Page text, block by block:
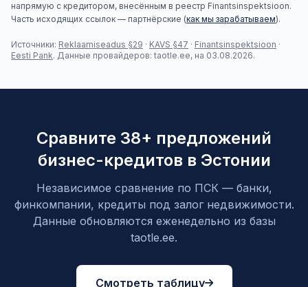
напрямую с кредитором, внесённым в реестр Finantsinspektsioon.
Часть исходящих ссылок — партнёрские (как мы зарабатываем).
Источники: Reklaamiseadus §29 · KAVS §47 · Finantsinspektsioon ·
Eesti Pank. Данные провайдеров: taotle.ee, на 03.08.2026.
Сравните 38+ предложений
бизнес-кредитов в Эстонии
Независимое сравнение по ПСК — банки,
финкомпании, кредиты под залог недвижимости.
Данные обновляются еженедельно из базы
taotle.ee.
Смотреть таблицу